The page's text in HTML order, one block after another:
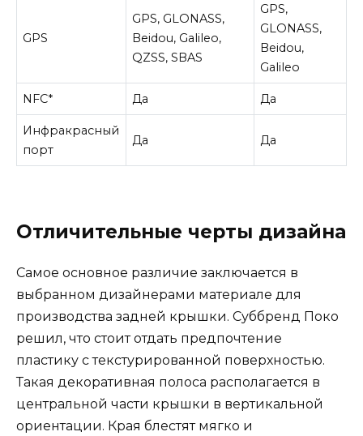
GPS
GPS, GLONASS,
Beidou, Galileo,
QZSS, SBAS
GPS,
GLONASS,
Beidou,
Galileo
NFC* Да Да
Инфракрасный
порт
Да Да
Отличительные черты дизайна
Самое основное различие заключается в
выбранном дизайнерами материале для
производства задней крышки. Суббренд Поко
решил, что стоит отдать предпочтение
пластику с текстурированной поверхностью.
Такая декоративная полоса располагается в
центральной части крышки в вертикальной
ориентации. Края блестят мягко и